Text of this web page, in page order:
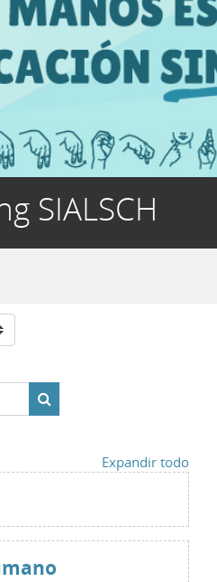
SIALSCH
Buscar cursos
Expandir todo